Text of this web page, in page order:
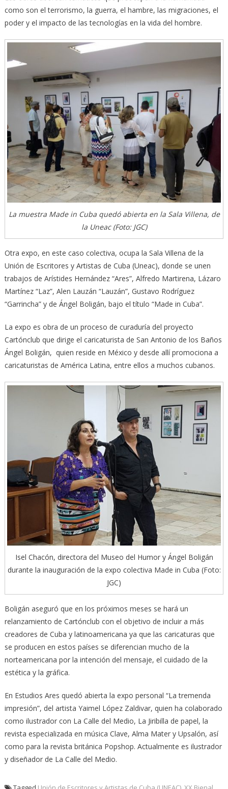
como son el terrorismo, la guerra, el hambre, las migraciones, el
poder y el impacto de las tecnologías en la vida del hombre.
La muestra Made in Cuba quedó abierta en la Sala Villena, de
la Uneac (Foto: JGC)
Otra expo, en este caso colectiva, ocupa la Sala Villena de la
Unión de Escritores y Artistas de Cuba (Uneac), donde se unen
trabajos de Arístides Hernández “Ares”, Alfredo Martirena, Lázaro
Martínez “Laz”, Alen Lauzán “Lauzán”, Gustavo Rodríguez
“Garrincha” y de Ángel Boligán, bajo el título “Made in Cuba”.
La expo es obra de un proceso de curaduría del proyecto
Cartónclub que dirige el caricaturista de San Antonio de los Baños
Ángel Boligán, quien reside en México y desde allí promociona a
caricaturistas de América Latina, entre ellos a muchos cubanos.
Isel Chacón, directora del Museo del Humor y Ángel Boligán
durante la inauguración de la expo colectiva Made in Cuba (Foto:
JGC)
Boligán aseguró que en los próximos meses se hará un
relanzamiento de Cartónclub con el objetivo de incluir a más
creadores de Cuba y latinoamericana ya que las caricaturas que
se producen en estos países se diferencian mucho de la
norteamericana por la intención del mensaje, el cuidado de la
estética y la gráfica.
En Estudios Ares quedó abierta la expo personal “La tremenda
impresión”, del artista Yaimel López Zaldivar, quien ha colaborado
como ilustrador con La Calle del Medio, La Jiribilla de papel, la
revista especializada en música Clave, Alma Mater y Upsalón, así
como para la revista británica Popshop. Actualmente es ilustrador
y diseñador de La Calle del Medio.